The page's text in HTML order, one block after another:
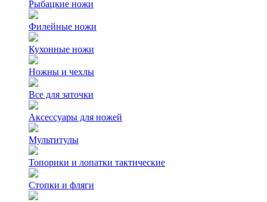
Рыбацкие ножи
Филейные ножи
Кухонные ножи
Ножны и чехлы
Все для заточки
Аксессуары для ножей
Мультитулы
Топорики и лопатки тактические
Стопки и фляги